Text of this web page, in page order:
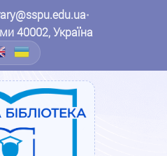
•
40002, Україна